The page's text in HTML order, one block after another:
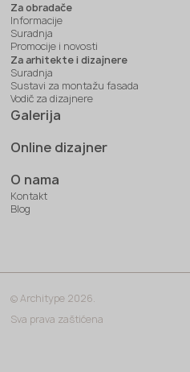
Za obradače
Informacije
Suradnja
Promocije i novosti
Za arhitekte i dizajnere
Suradnja
Sustavi za montažu fasada
Vodič za dizajnere
Galerija
Online dizajner
O nama
Kontakt
Blog
© Architype 2026.
Sva prava zaštićena